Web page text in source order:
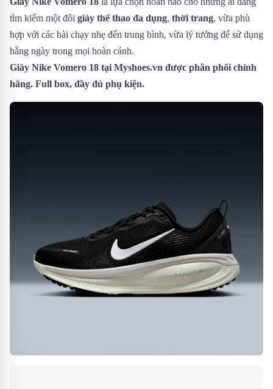
tìm kiếm một đôi giày thể thao đa dụng, thời trang, vừa phù
hợp với các bài chạy nhẹ đến trung bình, vừa lý tưởng để sử dụng
hằng ngày trong mọi hoàn cảnh.
Giày Nike Vomero 18 tại Myshoes.vn được phân phối chính
hãng. Full box, đầy đủ phụ kiện.